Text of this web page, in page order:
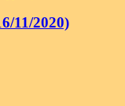
11/2020)